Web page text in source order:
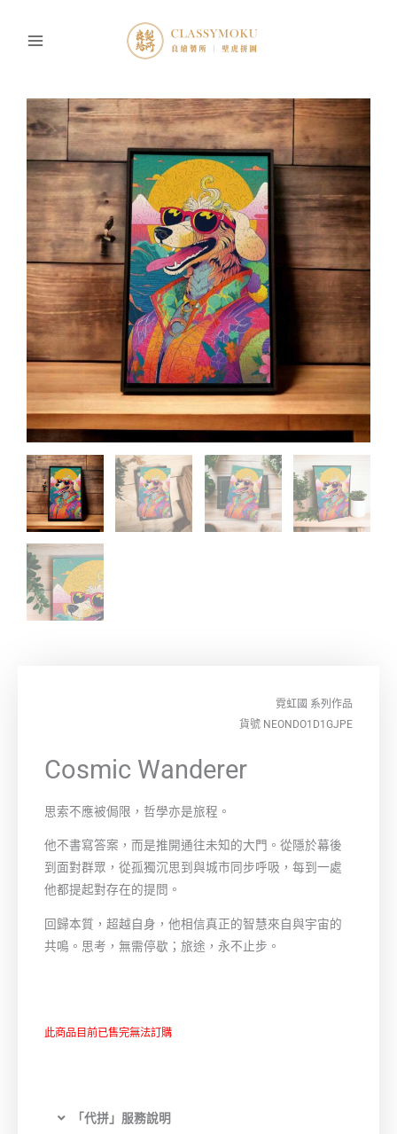
霓虹國 系列作品
貨號 NEONDO1D1GJPE
Cosmic Wanderer
思索不應被侷限，哲學亦是旅程。
他不書寫答案，而是推開通往未知的大門。從隱於幕後
到面對群眾，從孤獨沉思到與城市同步呼吸，每到一處
他都提起對存在的提問。
回歸本質，超越自身，他相信真正的智慧來自與宇宙的
共鳴。思考，無需停歇；旅途，永不止步。
此商品目前已售完無法訂購
「代拼」服務說明